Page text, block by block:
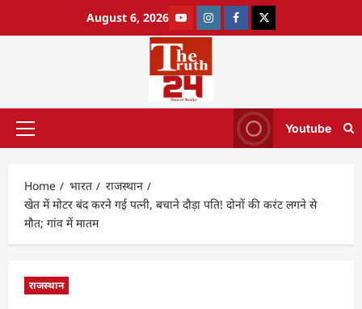
August 6, 2026
Youtube
Home भारत
राजस्थान
खेत में मोटर बंद करने गई पत्नी, बचाने दौड़ा पति! दोनों की करंट लगने से
मौत; गांव में मातम
राजस्थान